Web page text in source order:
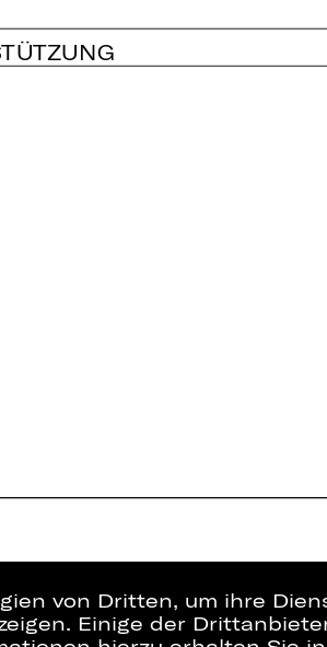
von Dritten, um ihre
Einige der